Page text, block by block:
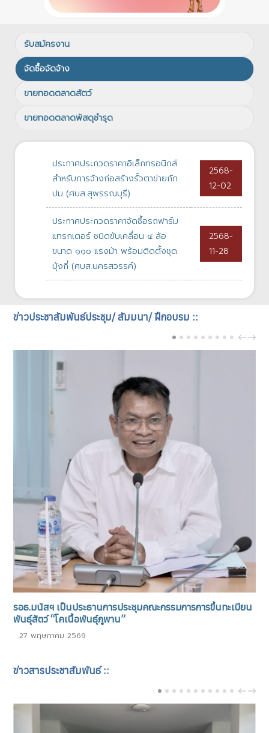
รับสมัครงาน
จัดซื้อจัดจ้าง
ขายทอดตลาดสัตว์
ขายทอดตลาดพัสดุชำรุด
ประกาศประกวดราคาอิเล็กทรอนิกส์
สำหรับการจ้างก่อสร้างรั้วตาข่ายถัก
ปม (ศบส.สุพรรณบุรี)
2568-
12-02
ประกาศประกวดราคาจัดซื้อรถฟาร์ม
แทรกเตอร์ ชนิดขับเคลื่อน ๔ ล้อ
ขนาด ๑๑๐ แรงม้า พร้อมติดตั้งชุด
บุ้งกี๋ (ศบส.นครสวรรค์)
2568-
11-28
ข่าวประชาสัมพันธ์ประชุม/ สัมมนา/ ฝึกอบรม ::
PREV
รอธ.มนัสฯ เป็นประธานการประชุมคณะกรรมการการขึ้นทะเบียน
พันธุ์สัตว์ “โคเนื้อพันธุ์ภูพาน”
27 พฤษภาคม 2569
ข่าวสารประชาสัมพันธ์ ::
PREV